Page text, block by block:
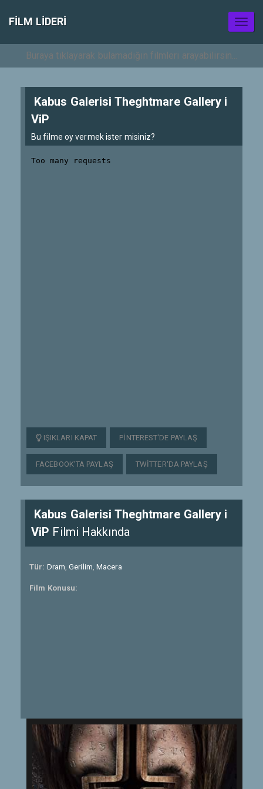
FILM LIDERI
Kabus Galerisi Theghtmare Gallery i
ViP
Bu filme oy vermek ister misiniz?
IŞIKLARI KAPAT PINTEREST'DE PAYLAŞ
FACEBOOK'TA PAYLAŞ TWITTER'DA PAYLAŞ
Kabus Galerisi Theghtmare Gallery i
ViP Filmi Hakkında
Tür: Dram,Gerilim,Macera
Film Konusu: